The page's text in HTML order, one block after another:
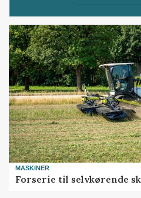
MASKINER
Forserie til selvkørende